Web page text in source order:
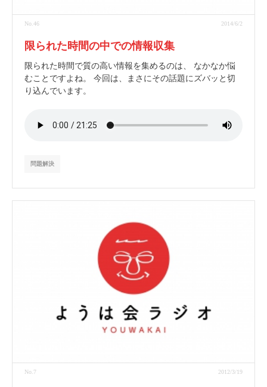
No.46 2014/6/2
限られた時間の中での情報収集
限られた時間で質の高い情報を集めるのは、 なかなか悩
むことですよね。 今回は、まさにその話題にズバッと切
り込んでいます。
問題解決
No.7 2012/3/19